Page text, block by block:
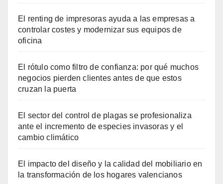
El renting de impresoras ayuda a las empresas a
controlar costes y modernizar sus equipos de
oficina
El rótulo como filtro de confianza: por qué muchos
negocios pierden clientes antes de que estos
cruzan la puerta
El sector del control de plagas se profesionaliza
ante el incremento de especies invasoras y el
cambio climático
El impacto del diseño y la calidad del mobiliario en
la transformación de los hogares valencianos